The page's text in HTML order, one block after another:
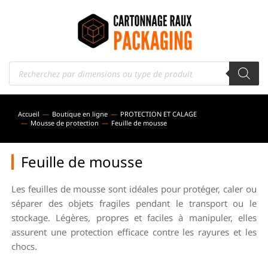
Vous êtes ici :
Accueil Boutique en ligne
PROTECTION ET CALAGE
Mousse de protection
Feuille de mousse
Feuille de mousse
Les feuilles de mousse sont idéales pour protéger, caler ou
séparer des objets fragiles pendant le transport ou le
stockage. Légères, propres et faciles à manipuler, elles
assurent une protection efficace contre les rayures et les
chocs.